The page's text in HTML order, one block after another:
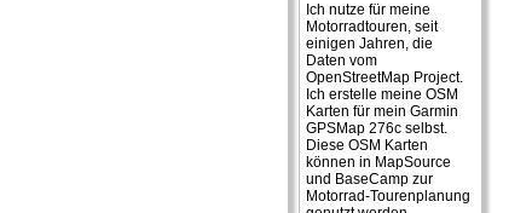
Ich nutze für meine
Motorradtouren, seit
einigen Jahren, die
Daten vom
OpenStreetMap Project.
Ich erstelle meine OSM
Karten für mein Garmin
GPSMap 276c selbst.
Diese OSM Karten
können in MapSource
und BaseCamp zur
Motorrad-Tourenplanung